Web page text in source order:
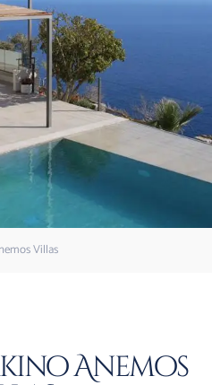
Villas
Anemos